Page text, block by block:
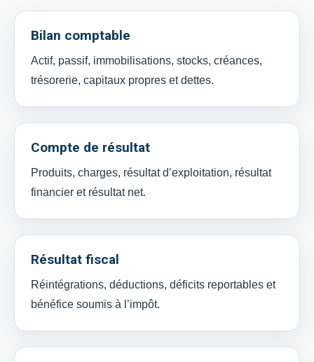
Bilan comptable
Actif, passif, immobilisations, stocks, créances,
trésorerie, capitaux propres et dettes.
Compte de résultat
Produits, charges, résultat d’exploitation, résultat
financier et résultat net.
Résultat fiscal
Réintégrations, déductions, déficits reportables et
bénéfice soumis à l’impôt.